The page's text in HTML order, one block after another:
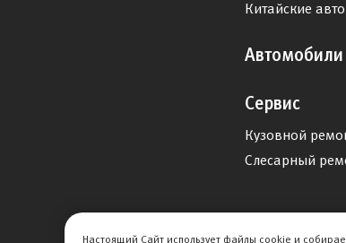
Китайские
Сервис
Кузовной
Слесарный
Настоящий Сайт использует файлы cookie и